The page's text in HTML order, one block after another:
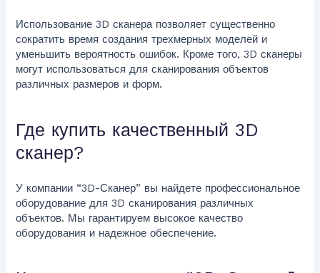
Использование 3D сканера позволяет существенно
сократить время создания трехмерных моделей и
уменьшить вероятность ошибок. Кроме того, 3D сканеры
могут использоваться для сканирования объектов
различных размеров и форм.
Где купить качественный 3D
сканер?
У компании “3D-Сканер” вы найдете профессиональное
оборудование для 3D сканирования различных
объектов. Мы гарантируем высокое качество
оборудования и надежное обеспечение.